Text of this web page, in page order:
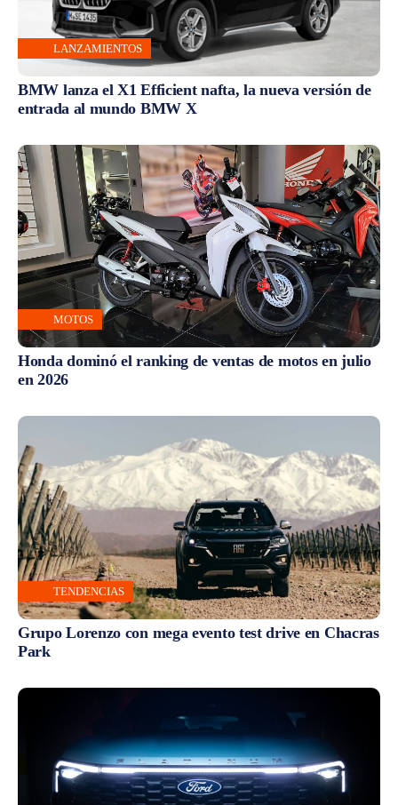
LANZAMIENTOS
BMW lanza el X1 Efficient nafta, la nueva versión de
entrada al mundo BMW X
MOTOS
Honda dominó el ranking de ventas de motos en julio
en 2026
TENDENCIAS
Grupo Lorenzo con mega evento test drive en Chacras
Park